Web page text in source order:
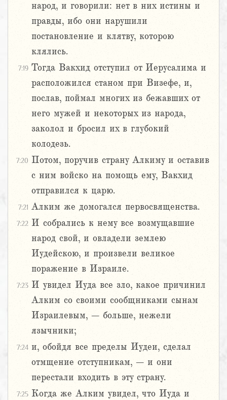
народ, и говорили: нет в них истины и
правды, ибо они нарушили
постановление и клятву, которою
клялись.
7:19 Тогда Вакхид отступил от Иерусалима и
расположился станом при Визефе, и,
послав, поймал многих из бежавших от
него мужей и некоторых из народа,
заколол и бросил их в глубокий
колодезь.
7:20 Потом, поручив страну Алкиму и оставив
с ним войско на помощь ему, Вакхид
отправился к царю.
7:21 Алким же домогался первосвященства.
7:22 И собрались к нему все возмущавшие
народ свой, и овладели землею
Иудейскою, и произвели великое
поражение в Израиле.
7:23 И увидел Иуда все зло, какое причинил
Алким со своими сообщниками сынам
Израилевым, – больше, нежели
язычники;
7:24 и, обойдя все пределы Иудеи, сделал
отмщение отступникам, – и они
перестали входить в эту страну.
7:25 Когда же Алким увидел, что Иуда и